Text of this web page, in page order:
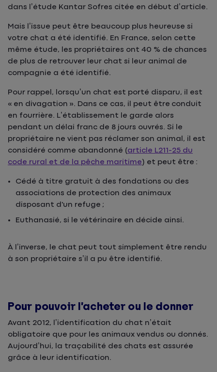
dans l’étude Kantar Sofres citée en début d’article.
Mais l’issue peut être beaucoup plus heureuse si
votre chat a été identifié. En France, selon cette
même étude, les propriétaires ont 40 % de chances
de plus de retrouver leur chat si leur animal de
compagnie a été identifié.
Pour rappel, lorsqu’un chat est porté disparu, il est
« en divagation ». Dans ce cas, il peut être conduit
en fourrière. L’établissement le garde alors
pendant un délai franc de 8 jours ouvrés. Si le
propriétaire ne vient pas réclamer son animal, il est
considéré comme abandonné (article L211-25 du
code rural et de la pêche maritime) et peut être :
Cédé à titre gratuit à des fondations ou des
associations de protection des animaux
disposant d'un refuge ;
Euthanasié, si le vétérinaire en décide ainsi.
À l’inverse, le chat peut tout simplement être rendu
à son propriétaire s’il a pu être identifié.
Pour pouvoir l’acheter ou le donner
Avant 2012, l’identification du chat n’était
obligatoire que pour les animaux vendus ou donnés.
Aujourd’hui, la traçabilité des chats est assurée
grâce à leur identification.